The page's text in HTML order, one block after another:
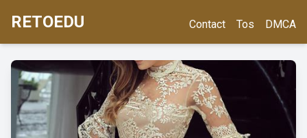
RETOEDU Contact Tos DMCA